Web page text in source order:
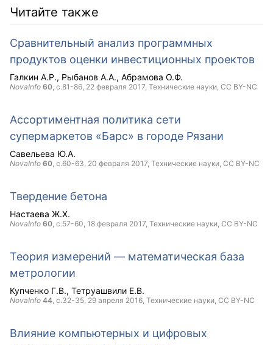
Читайте также
Сравнительный анализ программных
продуктов оценки инвестиционных проектов
Галкин А.Р. Рыбанов А.А. Абрамова О.Ф.
NovaInfo 60, с.81-86, 22 февраля 2017, Технические науки, CC BY-NC
Ассортиментная политика сети
супермаркетов «Барс» в городе Рязани
Савельева Ю.А.
NovaInfo 60, с.60-63, 20 февраля 2017, Технические науки, CC BY-NC
Твердение бетона
Настаева Ж.Х.
NovaInfo 60, с.57-60, 18 февраля 2017, Технические науки, CC BY-NC
Теория измерений — математическая база
метрологии
Купченко Г.В. Тетруашвили Е.В.
NovaInfo 44, с.32-35, 29 апреля 2016, Технические науки, CC BY-NC
Влияние компьютерных и цифровых